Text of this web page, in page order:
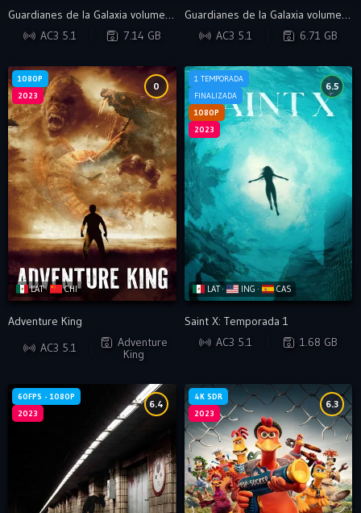
BRRIP
AC3 5.1
7.14 GB BRRIP
AC3 5.1
6.71 GB
1080P
2023
0
LAT · CHI
WEB-DL
Adventure King
AC3 5.1
Adventure
King
1 TEMPORADA
FINALIZADA
1080P
2023
6.5
LAT · ING · CAS
WEB-DL
Saint X: Temporada 1
AC3 5.1
1.68 GB
60FPS - 1080P
2023
6.4
4K SDR
2023
6.3